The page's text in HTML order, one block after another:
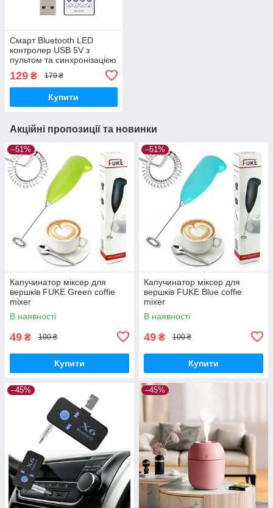
Смарт Bluetooth LED
контролер USB 5V з
пультом та синхронізацією
стрічки (гірлянди)
129 ₴ 179 ₴
Купити
Акційні пропозиції та новинки
–51%
Капучинатор міксер для
вершків FUKE Green coffie
mixer
В наявності
49 ₴ 100 ₴
Купити
–51%
Капучинатор міксер для
вершків FUKE Blue coffie
mixer
В наявності
49 ₴ 100 ₴
Купити
–45% –45%